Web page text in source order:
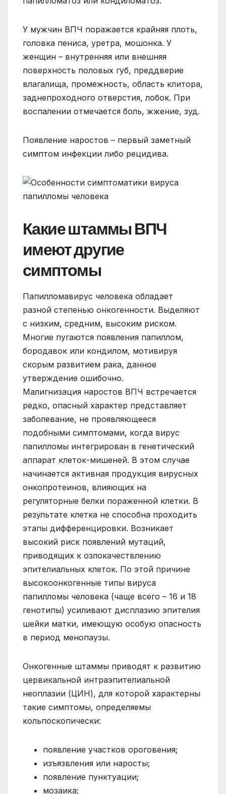
У мужчин ВПЧ поражается крайняя плоть,
головка пениса, уретра, мошонка. У
женщин – внутренняя или внешняя
поверхность половых губ, преддверие
влагалища, промежность, область клитора,
заднепроходного отверстия, лобок. При
воспалении отмечается боль, жжение, зуд.
Появление наростов – первый заметный
симптом инфекции либо рецидива.
Какие штаммы ВПЧ
имеют другие
симптомы
Папилломавирус человека обладает
разной степенью онкогенности. Выделяют
с низким, средним, высоким риском.
Многие пугаются появления папиллом,
бородавок или кондилом, мотивируя
скорым развитием рака, данное
утверждение ошибочно.
Малигнизация наростов ВПЧ встречается
редко, опасный характер представляет
заболевание, не проявляющееся
подобными симптомами, когда вирус
папилломы интегрирован в генетический
аппарат клеток-мишеней. В этом случае
начинается активная продукция вирусных
онкопротеинов, влияющих на
регуляторные белки пораженной клетки. В
результате клетка не способна проходить
этапы дифференцировки. Возникает
высокий риск появлений мутаций,
приводящих к озлокачествлению
эпителиальных клеток. По этой причине
высокоонкогенные типы вируса
папилломы человека (чаще всего – 16 и 18
генотипы) усиливают дисплазию эпителия
шейки матки, имеющую особую опасность
в период менопаузы.
Онкогенные штаммы приводят к развитию
цервикальной интраэпителиальной
неоплазии (ЦИН), для которой характерны
такие симптомы, определяемы
кольпоскопически:
появление участков ороговения;
изъязвления или наросты;
появление пунктуации;
мозаика;